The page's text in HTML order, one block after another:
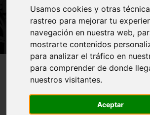
Usamos cookies y otras
rastreo para mejorar tu
navegación en nuestra web,
mostrarte contenidos
para analizar el tráfico en
para comprender de donde
nuestros visitantes.
Aceptar
Centro Cultural de
Región de Murcia Digital Arte y Cultura